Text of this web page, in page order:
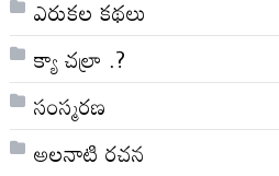
ఎరుకల కథలు
క్యా చల్రా .?
సంస్మరణ
అలనాటి రచన